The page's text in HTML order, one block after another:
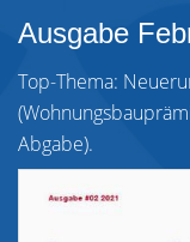
Ausgabe
Top-Thema:
Abgabe).